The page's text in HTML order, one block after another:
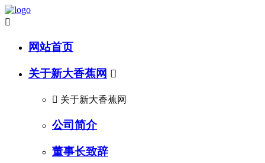

网站首页
关于新大香蕉网 
 关于新大香蕉网
公司简介
董事长致辞